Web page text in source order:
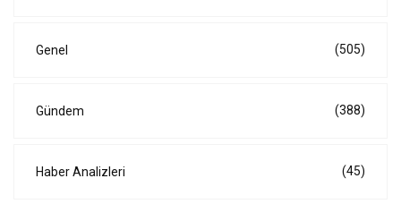
Genel (505)
Gündem (388)
Haber Analizleri (45)